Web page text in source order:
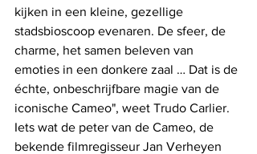
kijken in een kleine, gezellige
stadsbioscoop evenaren. De sfeer, de
charme, het samen beleven van
emoties in een donkere zaal … Dat is de
échte, onbeschrijfbare magie van de
iconische Cameo", weet Trudo Carlier.
Iets wat de peter van de Cameo, de
bekende filmregisseur Jan Verheyen